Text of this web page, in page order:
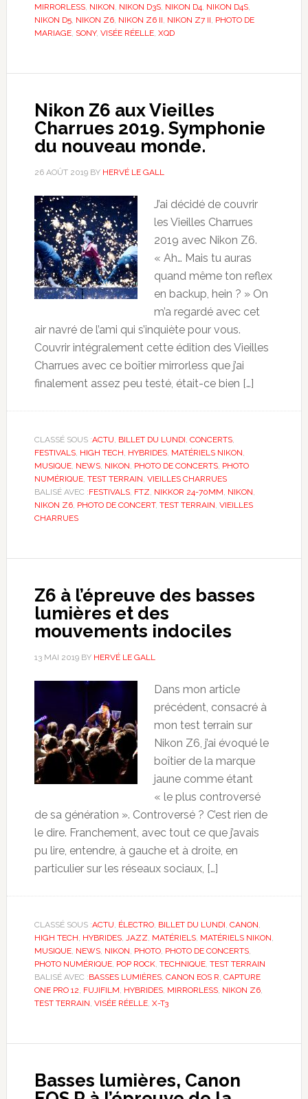
MIRRORLESS, NIKON NIKON D3S, NIKON D4 NIKON D4S,
NIKON D5, NIKON Z6, NIKON Z6 II NIKON Z7 II PHOTO DE
MARIAGE, SONY, VISÉE RÉELLE, XQD
Nikon Z6 aux Vieilles
Charrues 2019. Symphonie
du nouveau monde.
26 AOÛT 2019BY HERVÉ LE GALL
J’ai décidé de couvrir
les Vieilles Charrues
2019 avec Nikon Z6.
« Ah… Mais tu auras
quand même ton reflex
en backup, hein ? » On
m’a regardé avec cet
air navré de l’ami qui s’inquiète pour vous.
Couvrir intégralement cette édition des Vieilles
Charrues avec ce boîtier mirrorless que j’ai
finalement assez peu testé, était-ce bien […]
CLASSÉ SOUS :ACTU BILLET DU LUNDI CONCERTS,
FESTIVALS, HIGH TECH HYBRIDES, MATÉRIELS NIKON
MUSIQUE, NEWS, NIKON PHOTO DE CONCERTS, PHOTO
NUMÉRIQUE, TEST TERRAIN VIEILLES CHARRUES
BALISÉ AVEC :FESTIVALS, FTZ NIKKOR 24-70MM NIKON
NIKON Z6, PHOTO DE CONCERT, TEST TERRAIN VIEILLES
CHARRUES
Z6 à l’épreuve des basses
lumières et des
mouvements indociles
13 MAI 2019BY HERVÉ LE GALL
Dans mon article
précédent, consacré à
mon test terrain sur
Nikon Z6, j’ai évoqué le
boîtier de la marque
jaune comme étant
« le plus controversé
de sa génération ». Controversé ? C’est rien de
le dire. Franchement, avec tout ce que j’avais
pu lire, entendre, à gauche et à droite, en
particulier sur les réseaux sociaux, […]
CLASSÉ SOUS :ACTU ÉLECTRO, BILLET DU LUNDI CANON
HIGH TECH HYBRIDES, JAZZ MATÉRIELS, MATÉRIELS NIKON
MUSIQUE, NEWS, NIKON PHOTO, PHOTO DE CONCERTS,
PHOTO NUMÉRIQUE, POP ROCK, TECHNIQUE, TEST TERRAIN
BALISÉ AVEC :BASSES LUMIÈRES, CANON EOS R CAPTURE
ONE PRO 12 FUJIFILM HYBRIDES, MIRRORLESS, NIKON Z6,
TEST TERRAIN VISÉE RÉELLE, X-T3
Basses lumières, Canon